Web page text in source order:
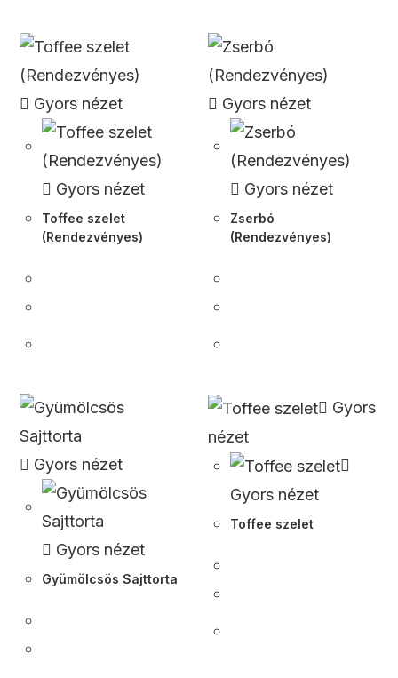
Gyors nézet
Gyors nézet
Toffee szelet
(Rendezvényes)
Gyors nézet
Gyors nézet
Zserbó
(Rendezvényes)
Gyors nézet
Gyors nézet
Gyümölcsös Sajttorta
Gyors
nézet
Gyors nézet
Toffee szelet